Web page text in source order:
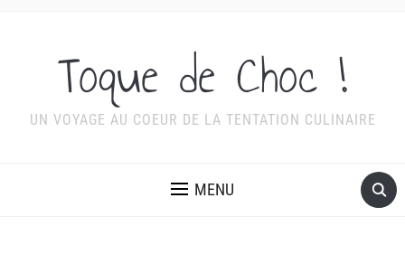
Toque de Choc !
UN VOYAGE AU COEUR DE LA TENTATION CULINAIRE
MENU